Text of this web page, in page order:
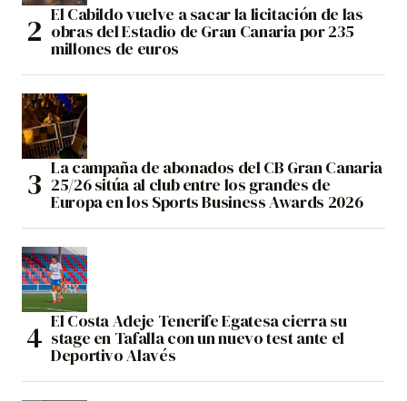
El Cabildo vuelve a sacar la licitación de las
obras del Estadio de Gran Canaria por 235
millones de euros
La campaña de abonados del CB Gran Canaria
25/26 sitúa al club entre los grandes de
Europa en los Sports Business Awards 2026
El Costa Adeje Tenerife Egatesa cierra su
stage en Tafalla con un nuevo test ante el
Deportivo Alavés